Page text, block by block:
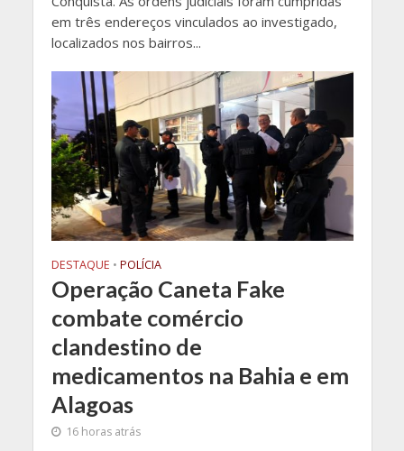
em três endereços vinculados ao investigado,
localizados nos bairros...
DESTAQUE • POLÍCIA
Operação Caneta Fake
combate comércio
clandestino de
medicamentos na Bahia e em
Alagoas
16 horas atrás